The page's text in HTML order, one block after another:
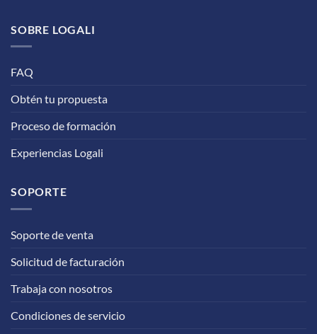
SOBRE LOGALI
FAQ
Obtén tu propuesta
Proceso de formación
Experiencias Logali
SOPORTE
Soporte de venta
Solicitud de facturación
Trabaja con nosotros
Condiciones de servicio